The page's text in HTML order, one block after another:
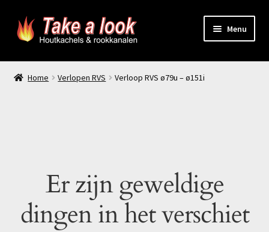
Ga
door
Ga
naar
Menu
Home
Producten
Home Verlopen RVS Verloop RVS ø79u – ø151i
Er zijn geweldige
dingen in het verschiet